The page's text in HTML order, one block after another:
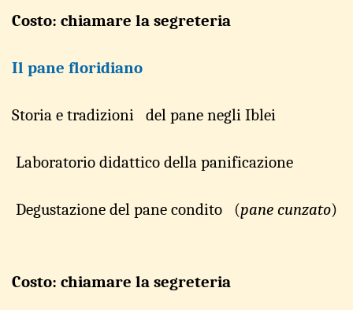
Costo: chiamare la segreteria
Il pane floridiano
Storia e tradizioni del pane negli Iblei
Laboratorio didattico della panificazione
Degustazione del pane condito (pane cunzato)
Costo: chiamare la segreteria